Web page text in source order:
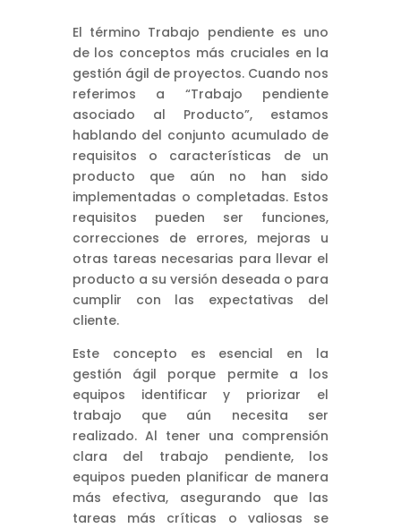
El término Trabajo pendiente es uno
de los conceptos más cruciales en la
gestión ágil de proyectos. Cuando nos
referimos a “Trabajo pendiente
asociado al Producto”, estamos
hablando del conjunto acumulado de
requisitos o características de un
producto que aún no han sido
implementadas o completadas. Estos
requisitos pueden ser funciones,
correcciones de errores, mejoras u
otras tareas necesarias para llevar el
producto a su versión deseada o para
cumplir con las expectativas del
cliente.
Este concepto es esencial en la
gestión ágil porque permite a los
equipos identificar y priorizar el
trabajo que aún necesita ser
realizado. Al tener una comprensión
clara del trabajo pendiente, los
equipos pueden planificar de manera
más efectiva, asegurando que las
tareas más críticas o valiosas se